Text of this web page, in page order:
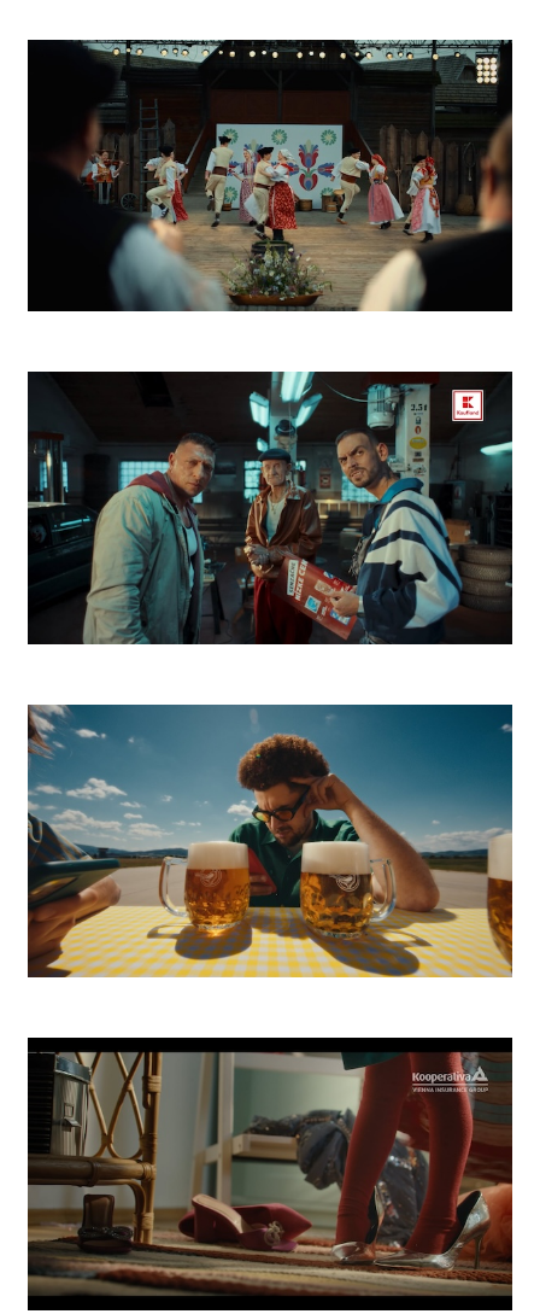
Kaufland K Park
ZEK Východná
Kaufland Lupiči
Zlatý Bažant Pohoda